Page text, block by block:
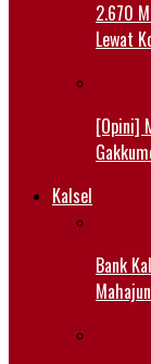
2.670
Lewat
[Opini]
Kalsel
Bank